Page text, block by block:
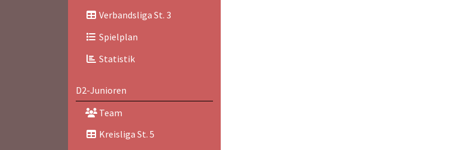
Verbandsliga St. 3
Spielplan
Statistik
D2-Junioren
Team
Kreisliga St. 5